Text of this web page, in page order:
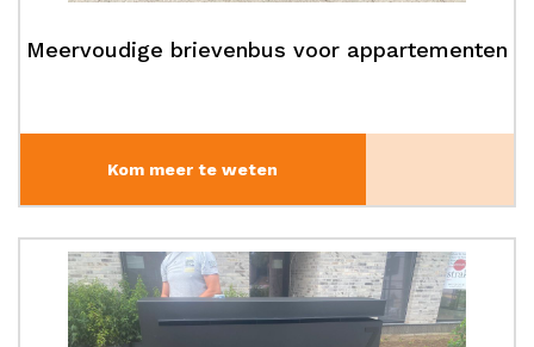
Meervoudige brievenbus voor appartementen
Kom meer te weten